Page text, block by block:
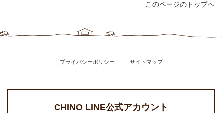
このページのトップへ
プライバシーポリシー サイトマップ
CHINO LINE公式アカウント